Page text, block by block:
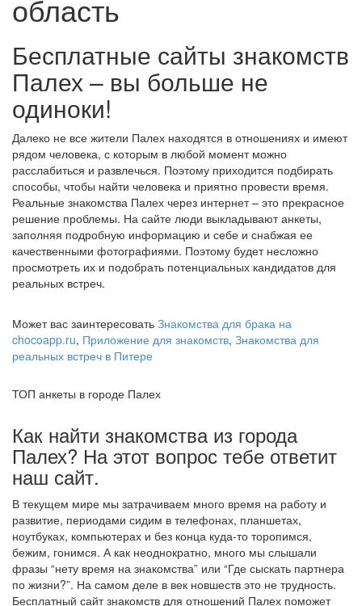
область
Бесплатные сайты знакомств
Палех – вы больше не
одиноки!
Далеко не все жители Палех находятся в отношениях и имеют
рядом человека, с которым в любой момент можно
расслабиться и развлечься. Поэтому приходится подбирать
способы, чтобы найти человека и приятно провести время.
Реальные знакомства Палех через интернет – это прекрасное
решение проблемы. На сайте люди выкладывают анкеты,
заполняя подробную информацию и себе и снабжая ее
качественными фотографиями. Поэтому будет несложно
просмотреть их и подобрать потенциальных кандидатов для
реальных встреч.
Может вас заинтересовать Знакомства для брака на
chocoapp.ru, Приложение для знакомств, Знакомства для
реальных встреч в Питере
ТОП анкеты в городе Палех
Как найти знакомства из города
Палех? На этот вопрос тебе ответит
наш сайт.
В текущем мире мы затрачиваем много время на работу и
развитие, периодами сидим в телефонах, планшетах,
ноутбуках, компьютерах и без конца куда-то торопимся,
бежим, гонимся. А как неоднократно, много мы слышали
фразы “нету время на знакомства” или “Где сыскать партнера
по жизни?”. На самом деле в век новшеств это не трудность.
Бесплатный сайт знакомств для отношений Палех поможет